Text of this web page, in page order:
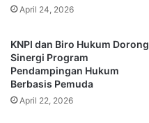
April 24, 2026
KNPI dan Biro Hukum Dorong
Sinergi Program
Pendampingan Hukum
Berbasis Pemuda
April 22, 2026